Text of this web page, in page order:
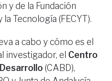
y de la Fundación
Tecnología (FECYT).
a cabo y cómo es el
investigador, el Centro
(CABD),